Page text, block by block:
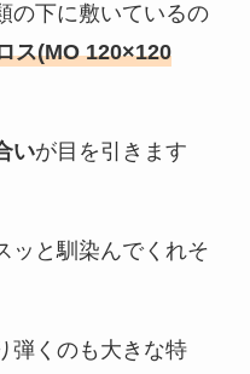
の下に敷いているの
ス(MO 120×120
いが目を引きます
ッと馴染んでくれそ
弾くのも大きな特